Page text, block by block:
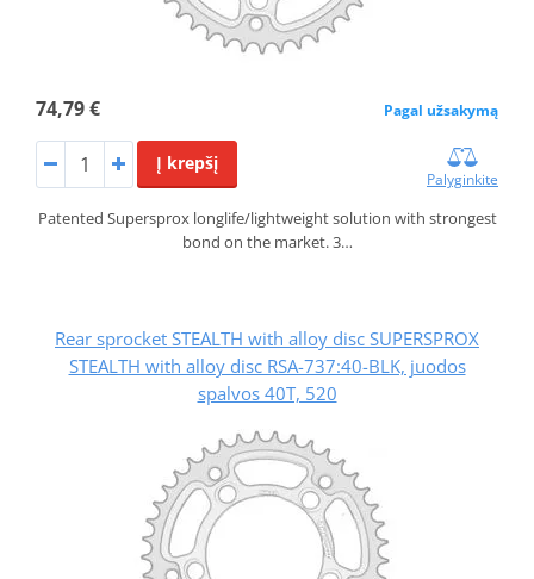
74,79 € Pagal užsakymą
Į krepšį
Palyginkite
Patented Supersprox longlife/lightweight solution with strongest
bond on the market. 3…
Rear sprocket STEALTH with alloy disc SUPERSPROX
STEALTH with alloy disc RSA-737:40-BLK, juodos
spalvos 40T, 520